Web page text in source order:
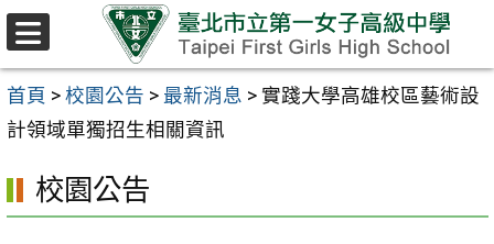
跳至主要內容區
首頁 > 校園公告 > 最新消息 > 實踐大學高雄校區藝術設
計領域單獨招生相關資訊
校園公告
選
單